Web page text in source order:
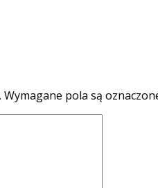
Wymagane pola są